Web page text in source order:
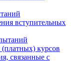
вступительных
курсов
связанные с